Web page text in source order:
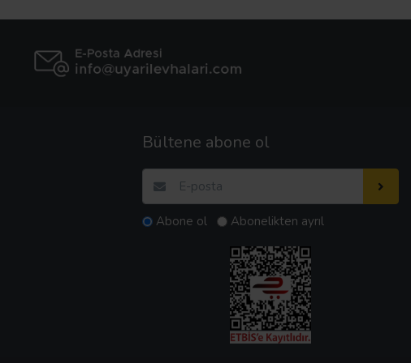
Bültene abone ol
Abone ol Abonelikten ayrıl